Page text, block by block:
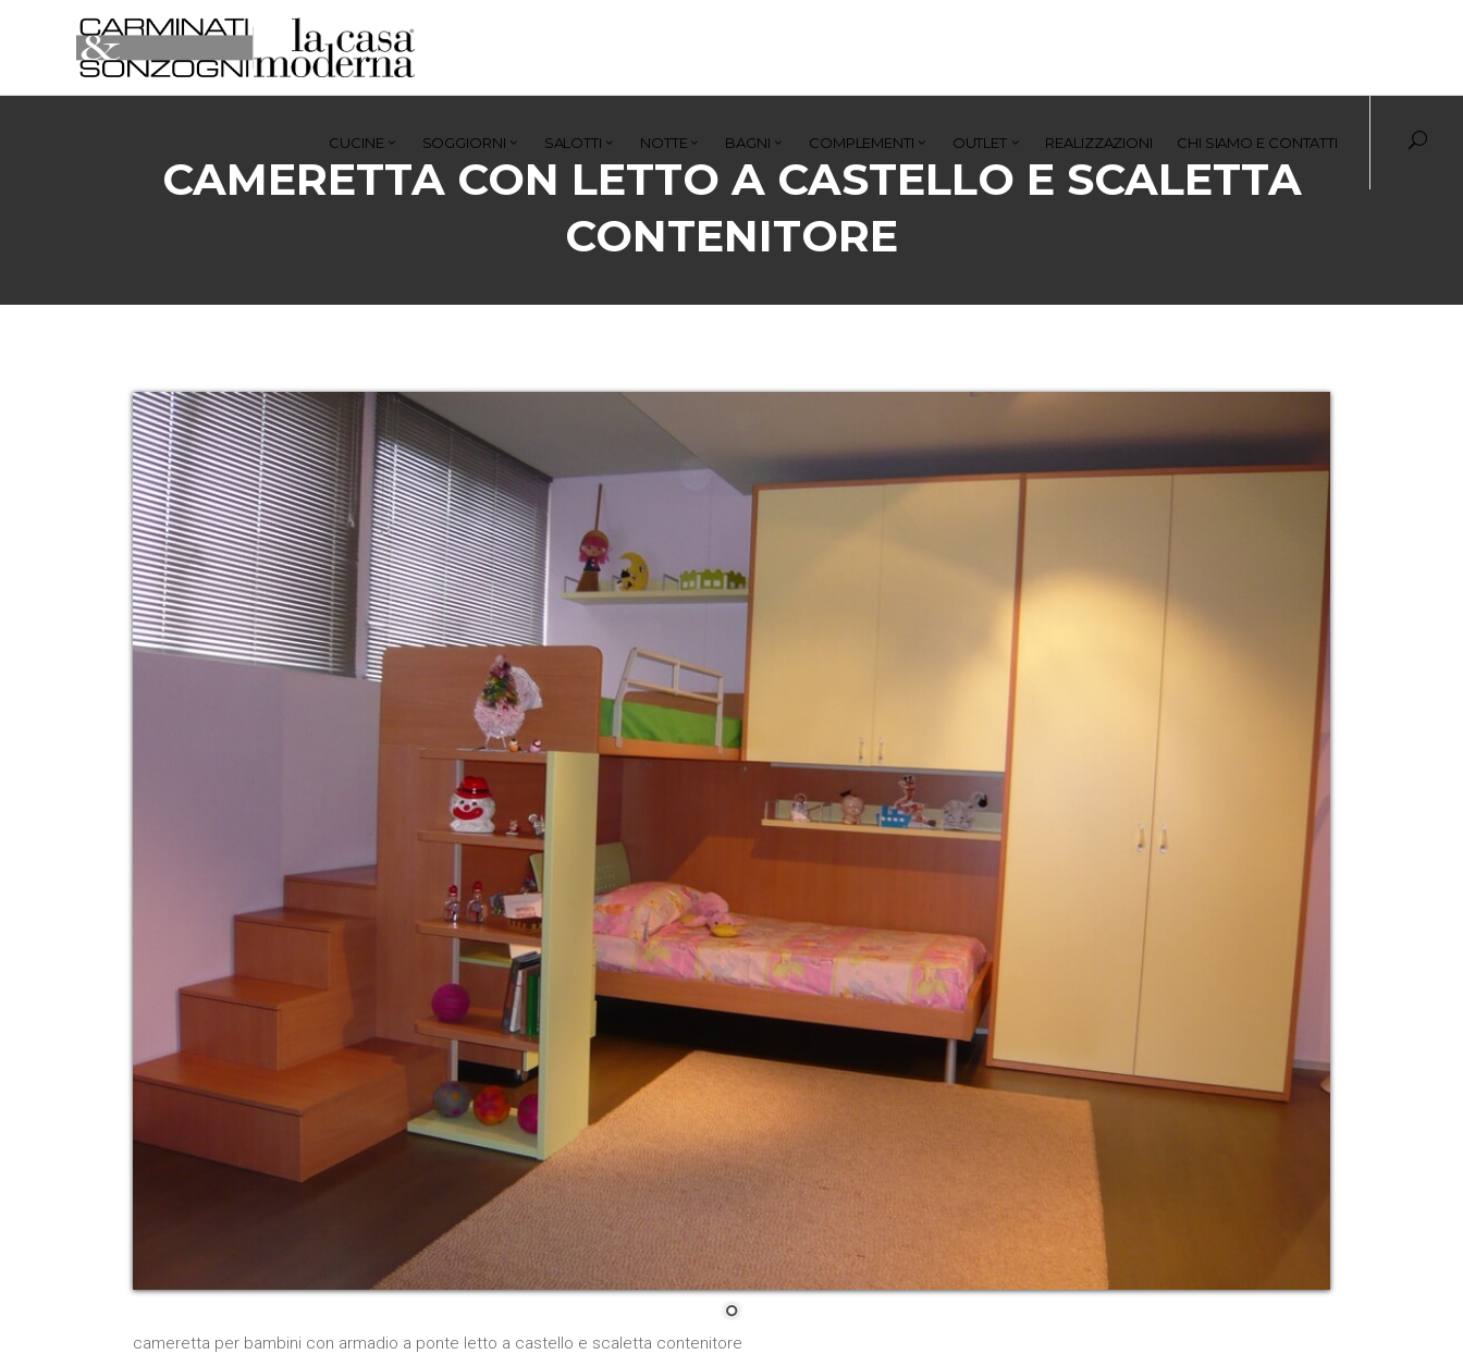
CUCINE SOGGIORNI SALOTTI NOTTE BAGNI COMPLEMENTI OUTLET REALIZZAZIONI CHI SIAMO E CONTATTI
CAMERETTA CON LETTO A CASTELLO E SCALETTA
CONTENITORE
cameretta per bambini con armadio a ponte letto a castello e scaletta contenitore